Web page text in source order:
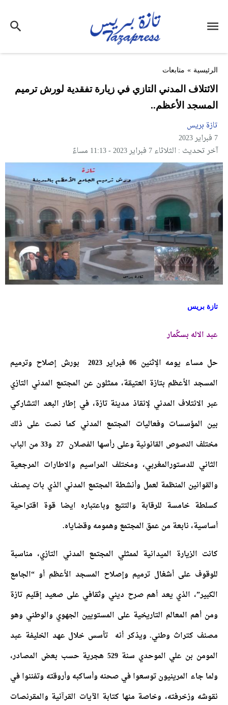
الرئيسية » متابعات
الائتلاف المدني التازي في زيارة تفقدية لورش ترميم
المسجد الأعظم..
تازة بريس
7 فبراير 2023
آخر تحديث : الثلاثاء 7 فبراير 2023 - 11:13 مساءً
تازة بريس
عبد الاله بسكًمار
حل مساء يومه الإثنين 06 فبراير 2023 بورش إصلاح وترميم
المسجد الأعظم بتازة العتيقة، ممثلون عن المجتمع المدني التازي
عبر الائتلاف المدني لإنقاذ مدينة تازة، في إطار البعد التشاركي
بين المؤسسات وفعاليات المجتمع المدني كما نصت على ذلك
مختلف النصوص القانونية وعلى رأسها الفصلان 27 و33 من الباب
الثاني للدستورالمغربي، ومختلف المراسيم والاطارات المرجعية
والقوانين المنظمة لعمل وأنشطة المجتمع المدني الذي بات يصنف
كسلطة خامسة للرقابة والتتبع وباعتباره ايضا قوة اقتراحية
أساسية، نابعة من عمق المجتمع وهمومه وقضاياه.
كانت الزيارة الميدانية لممثلي المجتمع المدني التازي، مناسبة
للوقوف على أشغال ترميم وإصلاح المسجد الأعظم أو “الجامع
الكبير”، الذي يعد أهم صرح ديني وثقافي على صعيد إقليم تازة
ومن أهم المعالم التاريخية على المستويين الجهوي والوطني وهو
مصنف كتراث وطني. ويذكر أنه تأسس خلال عهد الخليفة عبد
المومن بن علي الموحدي سنة 529 هجرية حسب بعض المصادر،
ولما جاء المرينيون توسعوا في صحنه وأساكبه وأروقته وتفننوا في
نقوشه وزخرفته، وخاصة منها كتابة الآيات القرآنية والمقرنصات